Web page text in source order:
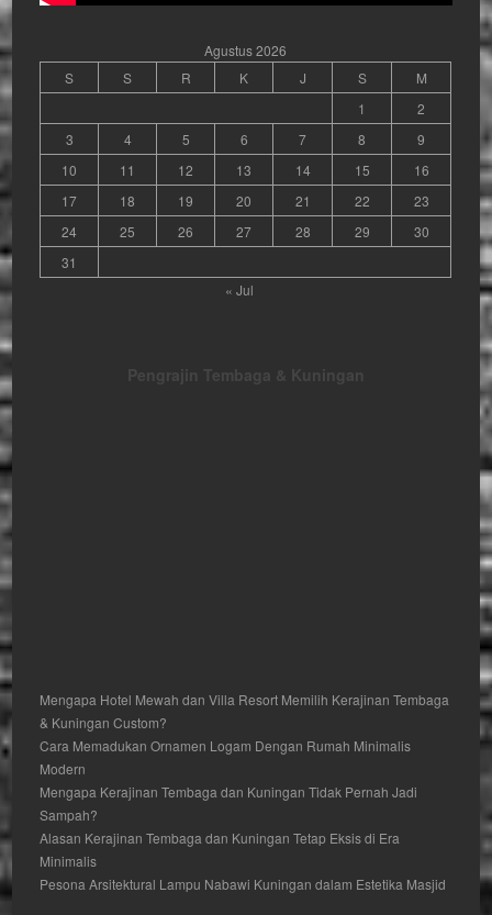
Agustus 2026
S
S R K J S
M
1
2
3
4 5 6 7 8
9
10
11 12 13 14 15
16
17
18 19 20 21 22
23
24
25 26 27 28 29
30
31
« Jul
Pengrajin Tembaga & Kuningan
Mengapa Hotel Mewah dan Villa Resort Memilih Kerajinan Tembaga
& Kuningan Custom?
Cara Memadukan Ornamen Logam Dengan Rumah Minimalis
Modern
Mengapa Kerajinan Tembaga dan Kuningan Tidak Pernah Jadi
Sampah?
Alasan Kerajinan Tembaga dan Kuningan Tetap Eksis di Era
Minimalis
Pesona Arsitektural Lampu Nabawi Kuningan dalam Estetika Masjid